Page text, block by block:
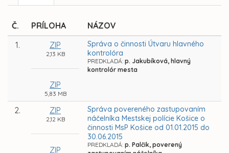
Č. PRÍLOHA
NÁZOV
1.
ZIP
2,13 KB
ZIP
5,83 MB
Správa o činnosti Útvaru hlavného
kontrolóra
PREDKLADÁ: p. Jakubíková, hlavný
kontrolór mesta
2. ZIP
2,12 KB
ZIP
Správa povereného zastupovaním
náčelníka Mestskej polície Košice o
činnosti MsP Košice od 01.01.2015 do
30.06.2015
PREDKLADÁ: p. Palčik, poverený